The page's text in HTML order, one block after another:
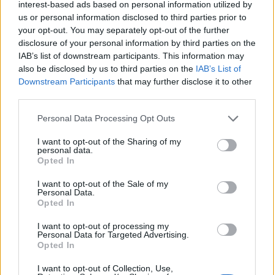
interest-based ads based on personal information utilized by
us or personal information disclosed to third parties prior to
your opt-out. You may separately opt-out of the further
disclosure of your personal information by third parties on the
IAB’s list of downstream participants. This information may
also be disclosed by us to third parties on the IAB’s List of
Downstream Participants that may further disclose it to other
Personal Data Processing Opt Outs
I want to opt-out of the Sharing of my
personal data.
Opted In
I want to opt-out of the Sale of my
Personal Data.
Opted In
I want to opt-out of processing my
Personal Data for Targeted Advertising.
Opted In
I want to opt-out of Collection, Use,
Καύσωνας: Οι κίνδυνοι για όσους κάνουν θεραπεία
για διαβήτη και παχυσαρκία
ΕΙΔΗΣΕΙΣ 07 Αυγούστου 2026 19:33
Αττική – Τι ζητά από τις Αρχές
ΔΙΑΤΡΟΦΗ 07 Αυγούστου 2026
Κεχρί: Πώς μια ενισχυμένη ποικιλία μπορεί να